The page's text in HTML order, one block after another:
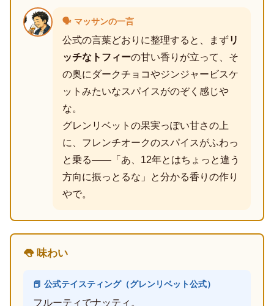
🗣️ マッサンの一言
公式の言葉どおりに整理すると、まずリ
ッチなトフィーの甘い香りが立って、そ
の奥にダークチョコやジンジャービスケ
ットみたいなスパイスがのぞく感じや
な。
グレンリベットの果実っぽい甘さの上
に、フレンチオークのスパイスがふわっ
と乗る――「あ、12年とはちょっと違う
方向に振っとるな」と分かる香りの作り
やで。
👅 味わい
📕 公式テイスティング（グレンリベット公式）
フルーティでナッティ。